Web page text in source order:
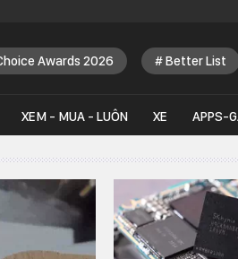
Awards 2026 Better List
XEM - MUA - LUÔN XE APPS-